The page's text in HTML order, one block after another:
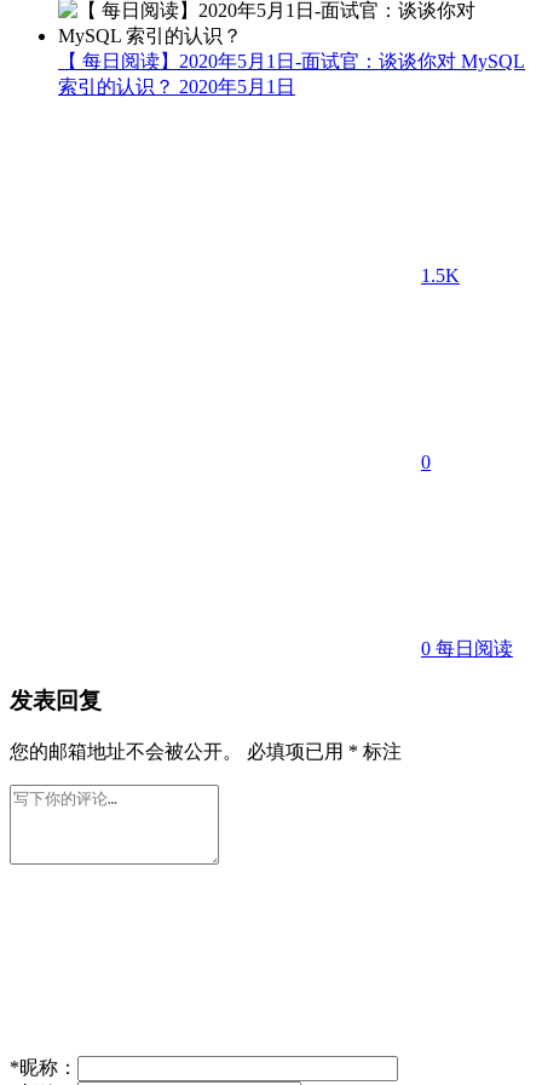
【 每日阅读】2020年5月1日-面试官：谈谈你对 MySQL
索引的认识？ 2020年5月1日
1.5K
0
0 每日阅读
发表回复
您的邮箱地址不会被公开。 必填项已用 * 标注
*昵称：